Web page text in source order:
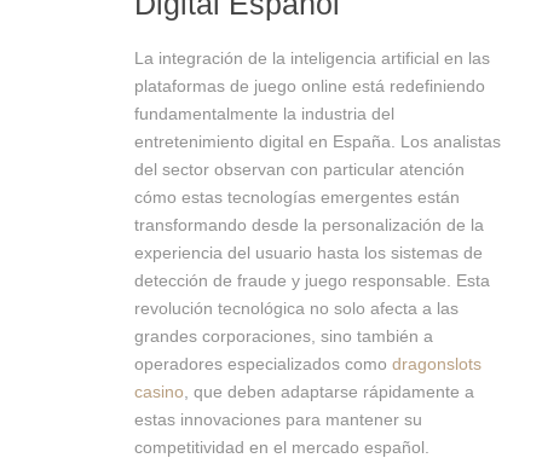
La integración de la inteligencia artificial en las
plataformas de juego online está redefiniendo
fundamentalmente la industria del
entretenimiento digital en España. Los analistas
del sector observan con particular atención
cómo estas tecnologías emergentes están
transformando desde la personalización de la
experiencia del usuario hasta los sistemas de
detección de fraude y juego responsable. Esta
revolución tecnológica no solo afecta a las
grandes corporaciones, sino también a
operadores especializados como dragonslots
casino , que deben adaptarse rápidamente a
estas innovaciones para mantener su
competitividad en el mercado español.